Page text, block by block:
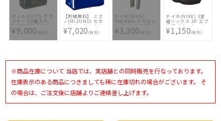
ゼット(ZETT) グラ
ブケース2個入り
BAP1222L-1900
¥9,000(税別)
【刺繍無料】 ミズ
ノ(MIZUNO) セカ
ンドバッグ エナメ
ル 1FJDB022-16 [
☆バッグ刺繍2ヶ所
¥7,020(税別)
ナイキ(NIKE)
THERMA スウェッ
トパンツ 932254-
063
¥3,300(税別)
ナイキ(NIKE) 3足
組ソックス 3P エブ
リデイ クッション
ロー ソックス
SX7670 010
¥1,150(税別)
※商品在庫について 当店では、実店舗との同時販売を行なっております。
在庫表示のある商品につきましても稀に在庫切れの場合がございます。 そ
の場合は、ご注文後に店舗よりご連絡差し上げます。